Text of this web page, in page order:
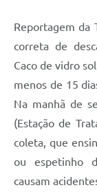
Reportagem da
correta de
Caco de vidro
menos de 15
Na manhã de
(Estação de
coleta, que
ou espetinho
causam